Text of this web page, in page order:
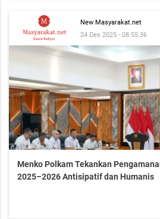
New Masyarakat.net
24 Des 2025 - 08:55:36
Menko Polkam Tekankan
2025–2026 Antisipatif dan Humanis